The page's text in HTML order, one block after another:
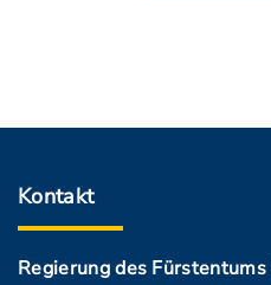
Kontakt
Regierung des